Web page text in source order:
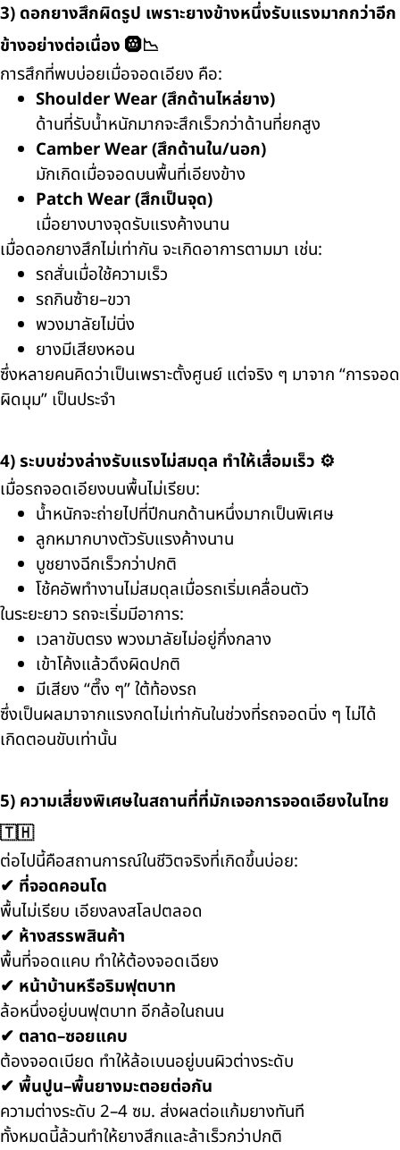
3) ดอกยางสึกผิดรูป เพราะยางข้างหนึ่งรับแรงมากกว่าอีก
ข้างอย่างต่อเนื่อง 🛞📉
การสึกที่พบบ่อยเมื่อจอดเอียง คือ:
Shoulder Wear (สึกด้านไหล่ยาง)
ด้านที่รับน้ำหนักมากจะสึกเร็วกว่าด้านที่ยกสูง
Camber Wear (สึกด้านใน/นอก)
มักเกิดเมื่อจอดบนพื้นที่เอียงข้าง
Patch Wear (สึกเป็นจุด)
เมื่อยางบางจุดรับแรงค้างนาน
เมื่อดอกยางสึกไม่เท่ากัน จะเกิดอาการตามมา เช่น:
รถสั่นเมื่อใช้ความเร็ว
รถกินซ้าย–ขวา
พวงมาลัยไม่นิ่ง
ยางมีเสียงหอน
ซึ่งหลายคนคิดว่าเป็นเพราะตั้งศูนย์ แต่จริง ๆ มาจาก “การจอด
ผิดมุม” เป็นประจำ
4) ระบบช่วงล่างรับแรงไม่สมดุล ทำให้เสื่อมเร็ว ⚙️
เมื่อรถจอดเอียงบนพื้นไม่เรียบ:
น้ำหนักจะถ่ายไปที่ปีกนกด้านหนึ่งมากเป็นพิเศษ
ลูกหมากบางตัวรับแรงค้างนาน
บูชยางฉีกเร็วกว่าปกติ
โช้คอัพทำงานไม่สมดุลเมื่อรถเริ่มเคลื่อนตัว
ในระยะยาว รถจะเริ่มมีอาการ:
เวลาขับตรง พวงมาลัยไม่อยู่กึ่งกลาง
เข้าโค้งแล้วดึงผิดปกติ
มีเสียง “ตึ๊ง ๆ” ใต้ท้องรถ
ซึ่งเป็นผลมาจากแรงกดไม่เท่ากันในช่วงที่รถจอดนิ่ง ๆ ไม่ได้
เกิดตอนขับเท่านั้น
5) ความเสี่ยงพิเศษในสถานที่ที่มักเจอการจอดเอียงในไทย
🇹🇭
ต่อไปนี้คือสถานการณ์ในชีวิตจริงที่เกิดขึ้นบ่อย:
✔ ที่จอดคอนโด
พื้นไม่เรียบ เอียงลงสโลปตลอด
✔ ห้างสรรพสินค้า
พื้นที่จอดแคบ ทำให้ต้องจอดเฉียง
✔ หน้าบ้านหรือริมฟุตบาท
ล้อหนึ่งอยู่บนฟุตบาท อีกล้อในถนน
✔ ตลาด–ซอยแคบ
ต้องจอดเบียด ทำให้ล้อเบนอยู่บนผิวต่างระดับ
✔ พื้นปูน–พื้นยางมะตอยต่อกัน
ความต่างระดับ 2–4 ซม. ส่งผลต่อแก้มยางทันที
ทั้งหมดนี้ล้วนทำให้ยางสึกและล้าเร็วกว่าปกติ